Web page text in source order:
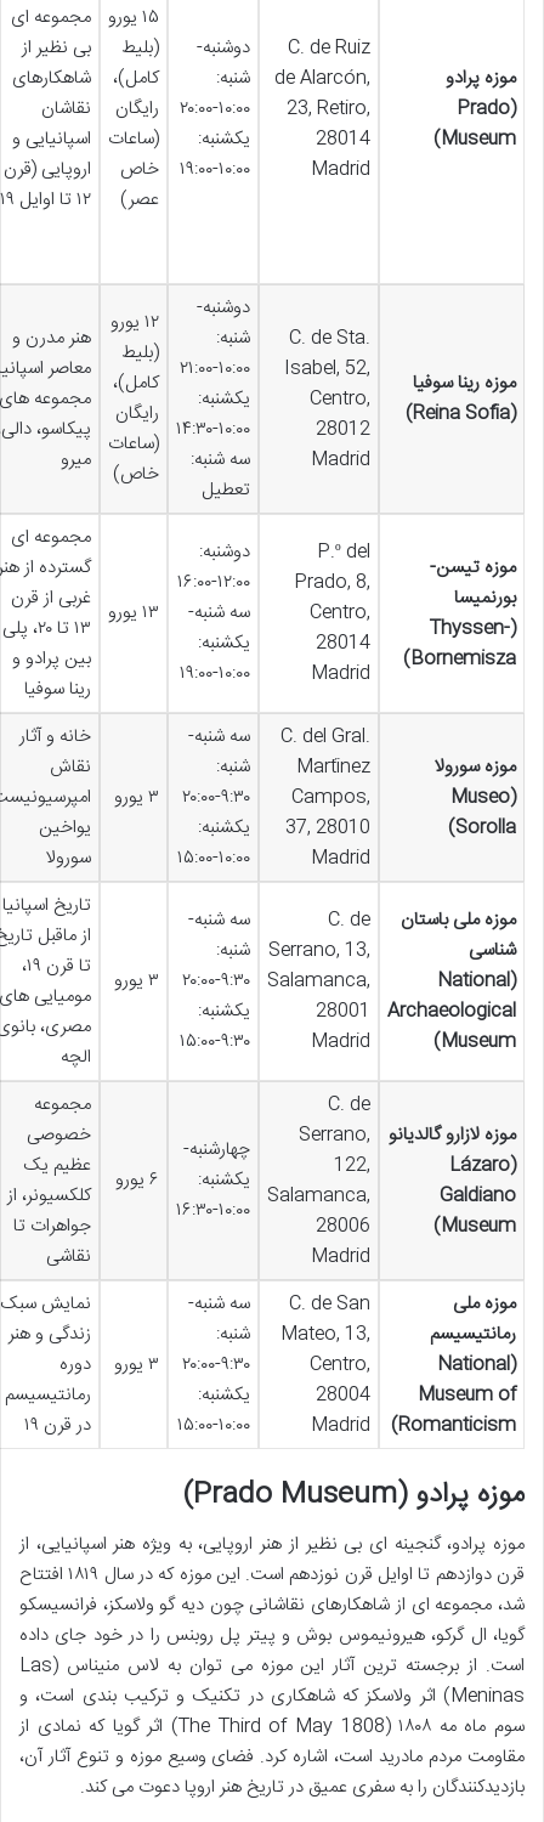
موزه پرادو
(Prado
Museum)
C. de Ruiz
de Alarcón,
23, Retiro,
28014
Madrid
دوشنبه-
شنبه:
۱۰:۰۰-۲۰:۰۰
یکشنبه:
۱۰:۰۰-۱۹:۰۰
۱۵ یورو
(بلیط
کامل)،
رایگان
(ساعات
خاص
عصر)
مجموعه ای
بی نظیر از
شاهکارهای
نقاشان
اسپانیایی و
اروپایی (قرن
۱۲ تا اوایل ۱۹)
موزه رینا سوفیا
(Reina Sofía)
C. de Sta.
Isabel, 52,
Centro,
28012
Madrid
دوشنبه-
شنبه:
۱۰:۰۰-۲۱:۰۰
یکشنبه:
۱۰:۰۰-۱۴:۳۰
سه شنبه:
تعطیل
۱۲ یورو
(بلیط
کامل)،
رایگان
(ساعات
خاص)
هنر مدرن و
معاصر
مجموعه های
پیکاسو،
میرو
موزه تیسن-
بورنمیسا
(Thyssen-
Bornemisza)
P.º del
Prado, 8,
Centro,
28014
Madrid
دوشنبه:
۱۲:۰۰-۱۶:۰۰
سه شنبه-
یکشنبه:
۱۰:۰۰-۱۹:۰۰
۱۳ یورو
مجموعه ای
گسترده از
غربی از قرن
۱۳ تا ۲۰، پلی
بین پرادو و
رینا سوفیا
موزه سورولا
(Museo
Sorolla)
C. del Gral.
Martínez
Campos,
37, 28010
Madrid
سه شنبه-
شنبه:
۹:۳۰-۲۰:۰۰
یکشنبه:
۱۰:۰۰-۱۵:۰۰
۳ یورو
خانه و آثار
نقاش
یواخین
سورولا
موزه ملی باستان
شناسی
(National
Archaeological
Museum)
C. de
Serrano, 13,
Salamanca,
28001
Madrid
سه شنبه-
شنبه:
۹:۳۰-۲۰:۰۰
یکشنبه:
۹:۳۰-۱۵:۰۰
۳ یورو
تاریخ اسپانیا
از ماقبل
تا قرن ۱۹،
مومیایی های
مصری،
الچه
موزه لازارو گالدیانو
(Lázaro
Galdiano
Museum)
C. de
Serrano,
122,
Salamanca,
28006
Madrid
چهارشنبه-
یکشنبه:
۱۰:۰۰-۱۶:۳۰
۶ یورو
مجموعه
خصوصی
عظیم یک
کلکسیونر، از
جواهرات تا
نقاشی
موزه ملی
رمانتیسیسم
(National
Museum of
Romanticism)
C. de San
Mateo, 13,
Centro,
28004
Madrid
سه شنبه-
شنبه:
۹:۳۰-۲۰:۰۰
یکشنبه:
۱۰:۰۰-۱۵:۰۰
۳ یورو
نمایش سبک
زندگی و هنر
دوره
رمانتیسیسم
در قرن ۱۹
موزه پرادو (Prado Museum)
موزه پرادو، گنجینه ای بی نظیر از هنر اروپایی، به ویژه هنر اسپانیایی، از
قرن دوازدهم تا اوایل قرن نوزدهم است. این موزه که در سال ۱۸۱۹ افتتاح
شد، مجموعه ای از شاهکارهای نقاشانی چون دیه گو ولاسکز، فرانسیسکو
گویا، ال گرکو، هیرونیموس بوش و پیتر پل روبنس را در خود جای داده
است. از برجسته ترین آثار این موزه می توان به لاس منیناس (Las
Meninas) اثر ولاسکز که شاهکاری در تکنیک و ترکیب بندی است، و
سوم ماه مه ۱۸۰۸ (The Third of May 1808) اثر گویا که نمادی از
مقاومت مردم مادرید است، اشاره کرد. فضای وسیع موزه و تنوع آثار آن،
بازدیدکنندگان را به سفری عمیق در تاریخ هنر اروپا دعوت می کند.